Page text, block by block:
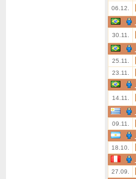
06.12.
30.11.
25.11.
23.11.
14.11.
09.11.
18.10.
27.09.